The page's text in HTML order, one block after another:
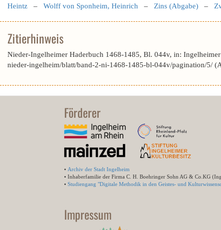
Heintz – Wolff von Sponheim, Heinrich – Zins (Abgabe) –
Zitierhinweis
Nieder-Ingelheimer Haderbuch 1468-1485, Bl. 044v, in:
nieder-ingelheim/blatt/band-2-ni-1468-1485-bl-044v/pagination/5/
Förderer
• Archiv der Stadt Ingelheim
• Inhaberfamilie der Firma C. H. Boehringer Sohn AG & Co.KG
• Studiengang "Digitale Methodik in den Geistes- und
Impressum